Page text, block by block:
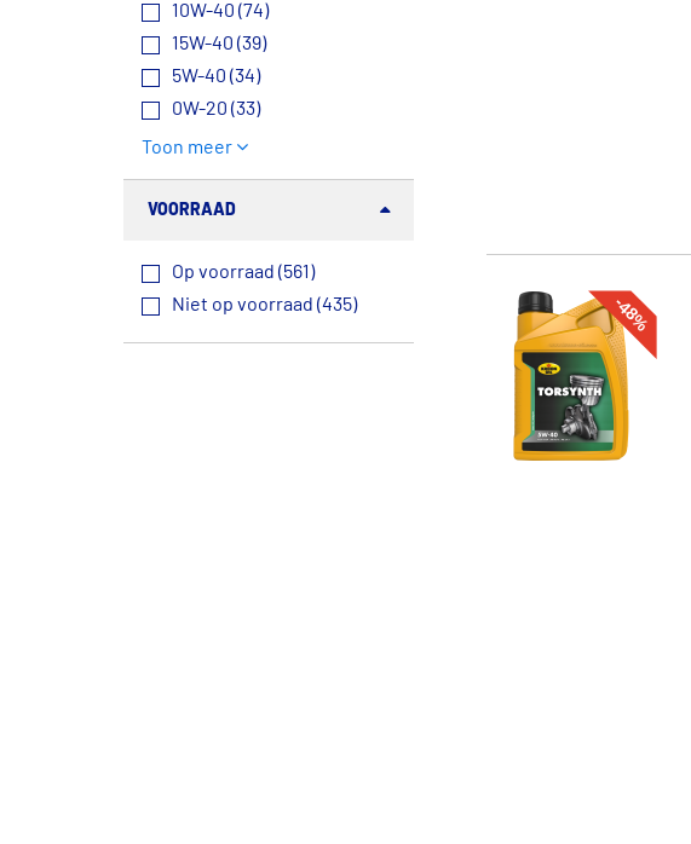
10W-40 (74)
15W-40 (39)
5W-40 (34)
0W-20 (33)
Toon meer
VOORRAAD
Op voorraad (561)
Niet op voorraad (435)
-48%